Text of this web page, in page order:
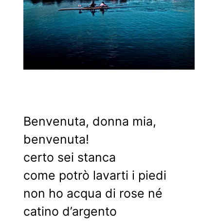
Benvenuta, donna mia,
benvenuta!
certo sei stanca
come potrò lavarti i piedi
non ho acqua di rose né
catino d’argento